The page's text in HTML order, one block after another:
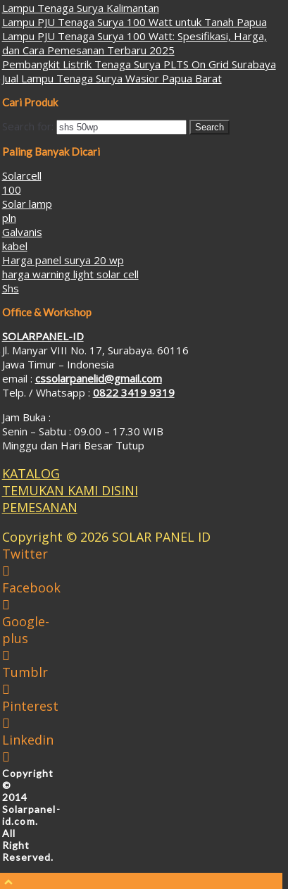
Lampu Tenaga Surya Kalimantan
Lampu PJU Tenaga Surya 100 Watt untuk Tanah Papua
Lampu PJU Tenaga Surya 100 Watt: Spesifikasi, Harga,
dan Cara Pemesanan Terbaru 2025
Pembangkit Listrik Tenaga Surya PLTS On Grid Surabaya
Jual Lampu Tenaga Surya Wasior Papua Barat
Cari Produk
Search for: Search
Paling Banyak Dicari
Solarcell
100
Solar lamp
pln
Galvanis
kabel
Harga panel surya 20 wp
harga warning light solar cell
Shs
Office & Workshop
SOLARPANEL-ID
Jl. Manyar VIII No. 17, Surabaya. 60116
Jawa Timur – Indonesia
email : cssolarpanelid@gmail.com
Telp. / Whatsapp : 0822 3419 9319
Jam Buka :
Senin – Sabtu : 09.00 – 17.30 WIB
Minggu dan Hari Besar Tutup
KATALOG
TEMUKAN KAMI DISINI
PEMESANAN
Copyright © 2026 SOLAR PANEL ID
Twitter
Facebook
Google-
plus
Tumblr
Pinterest
Linkedin
Copyright
©
2014
Solarpanel-
id.com.
All
Right
Reserved.